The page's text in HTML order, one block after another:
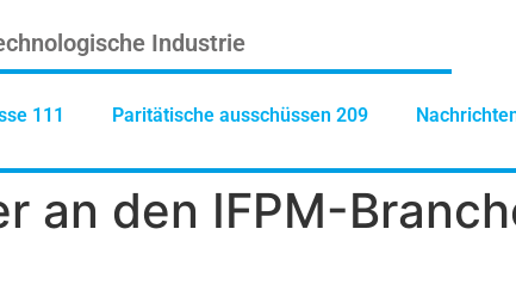
Industrie
111 Paritätische ausschüssen 209
an den IFPM-